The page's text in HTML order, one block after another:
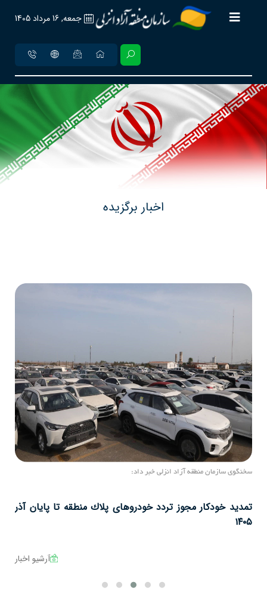
جمعه, 16 مرداد 1405
اخبار برگزیده
سخنگوی سازمان منطقه آزاد انزلی خبر داد:
تمدید خودكار مجوز تردد خودروهای پلاك منطقه تا پایان آذر
۱۴۰۵
آرشیو اخبار